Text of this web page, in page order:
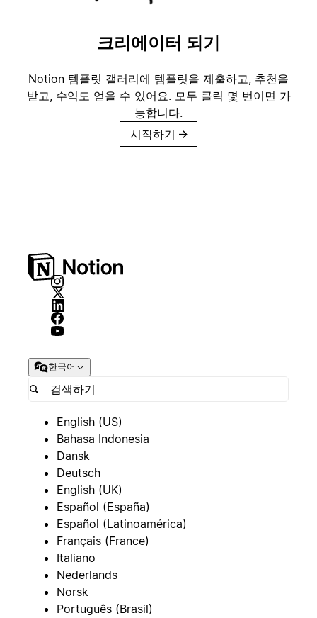
크리에이터 되기
Notion 템플릿 갤러리에 템플릿을 제출하고, 추천을
받고, 수익도 얻을 수 있어요. 모두 클릭 몇 번이면 가
능합니다.
시작하기 →
한국어
English (US)
Bahasa Indonesia
Dansk
Deutsch
English (UK)
Español (España)
Español (Latinoamérica)
Français (France)
Italiano
Nederlands
Norsk
Português (Brasil)